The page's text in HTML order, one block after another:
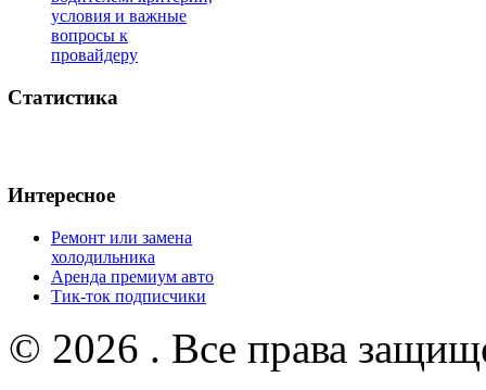
условия и важные
вопросы к
провайдеру
Статистика
Интересное
Ремонт или замена
холодильника
Аренда премиум авто
Тик-ток подписчики
© 2026 . Все права